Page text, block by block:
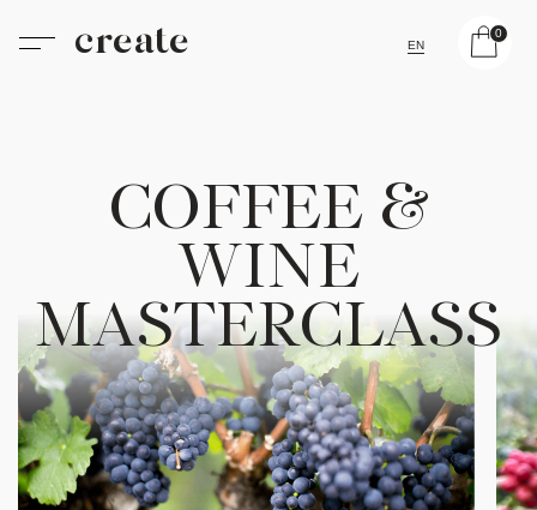
create
0
EN
COFFEE &
WINE
MASTERCLASS